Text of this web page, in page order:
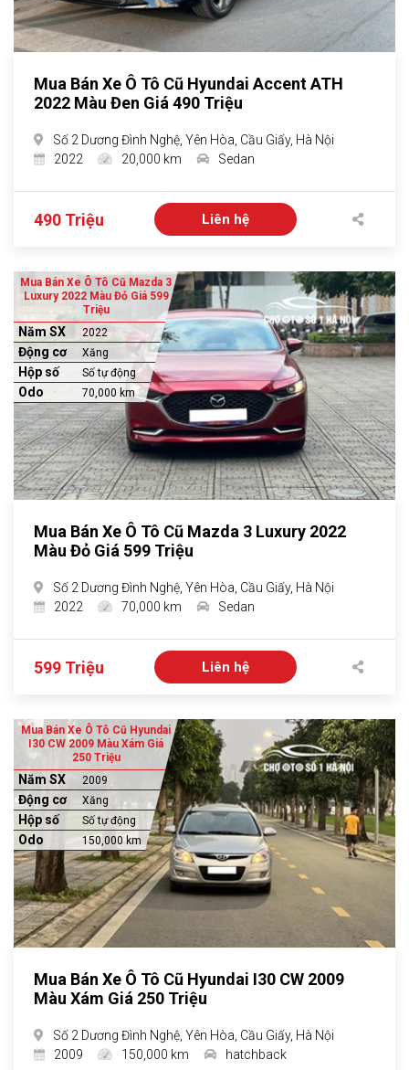
Mua Bán Xe Ô Tô Cũ Hyundai Accent ATH
2022 Màu Đen Giá 490 Triệu
Số 2 Dương Đình Nghệ, Yên Hòa, Cầu Giấy, Hà Nội
2022
20,000 km Sedan
490 Triệu Liên hệ
Mua Bán Xe Ô Tô Cũ Mazda 3
Luxury 2022 Màu Đỏ Giá 599
Triệu
Năm SX 2022
Động cơ Xăng
Hộp số Số tự động
Odo 70,000 km
Mua Bán Xe Ô Tô Cũ Mazda 3 Luxury 2022
Màu Đỏ Giá 599 Triệu
Số 2 Dương Đình Nghệ, Yên Hòa, Cầu Giấy, Hà Nội
2022
70,000 km Sedan
599 Triệu Liên hệ
Mua Bán Xe Ô Tô Cũ Hyundai
I30 CW 2009 Màu Xám Giá
250 Triệu
Năm SX 2009
Động cơ Xăng
Hộp số Số tự động
Odo 150,000 km
Mua Bán Xe Ô Tô Cũ Hyundai I30 CW 2009
Màu Xám Giá 250 Triệu
Số 2 Dương Đình Nghệ, Yên Hòa, Cầu Giấy, Hà Nội
2009
150,000 km hatchback